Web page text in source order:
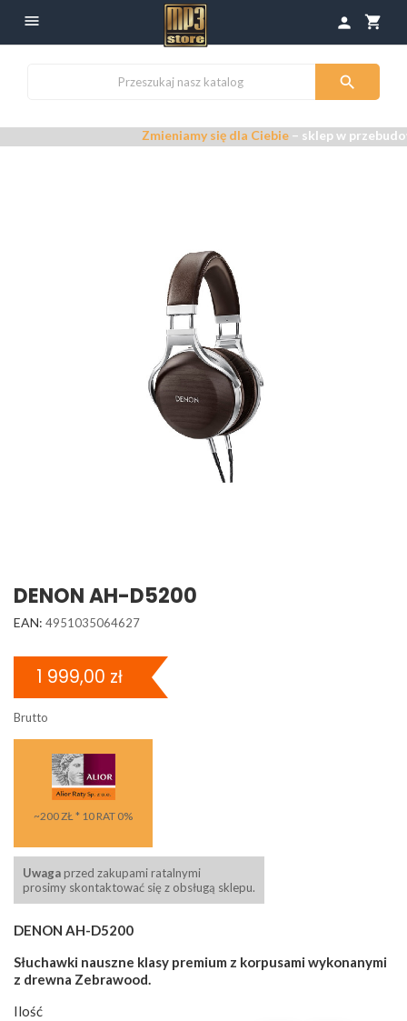
 shopping_cart
person

Zmieniamy się dla Ciebie– sklep w przebudowie –
DENON AH-D5200
EAN: 4951035064627
1 999,00 zł
Brutto
~200 ZŁ * 10 RAT 0%
Uwaga przed zakupami ratalnymi
prosimy skontaktować się z obsługą sklepu.
DENON AH-D5200
Słuchawki nauszne klasy premium z korpusami wykonanymi
z drewna Zebrawood.
Ilość